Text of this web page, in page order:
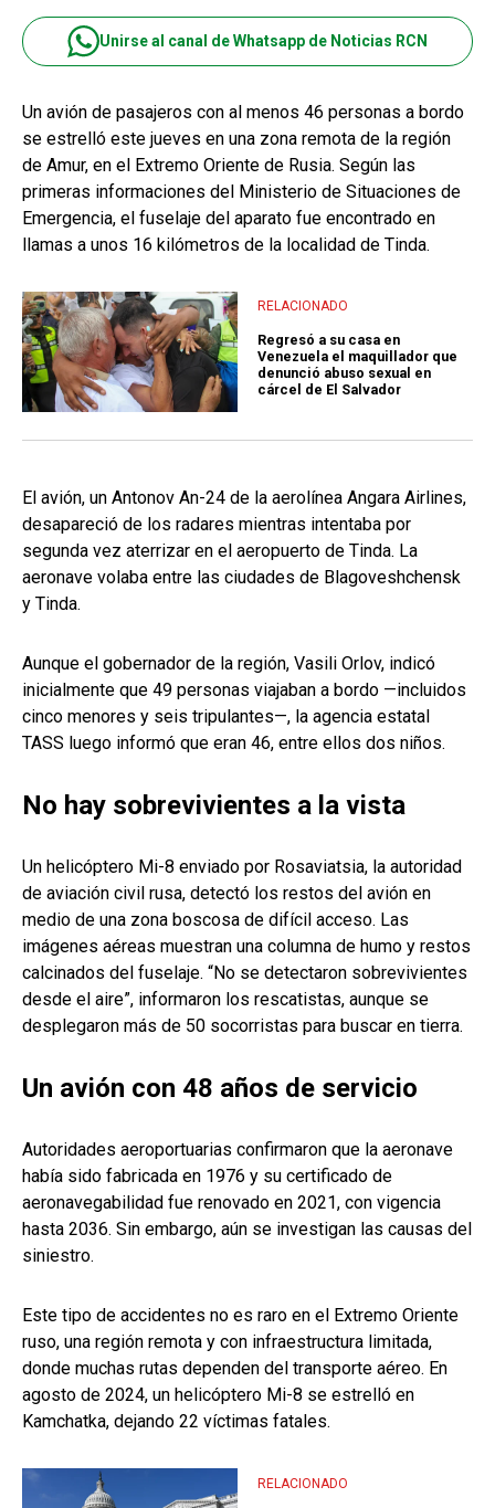
Unirse al canal de Whatsapp de Noticias RCN
Un avión de pasajeros con al menos 46 personas a bordo
se estrelló este jueves en una zona remota de la región
de Amur, en el Extremo Oriente de Rusia. Según las
primeras informaciones del Ministerio de Situaciones de
Emergencia, el fuselaje del aparato fue encontrado en
llamas a unos 16 kilómetros de la localidad de Tinda.
RELACIONADO
Regresó a su casa en
Venezuela el maquillador que
denunció abuso sexual en
cárcel de El Salvador
El avión, un Antonov An-24 de la aerolínea Angara Airlines,
desapareció de los radares mientras intentaba por
segunda vez aterrizar en el aeropuerto de Tinda. La
aeronave volaba entre las ciudades de Blagoveshchensk
y Tinda.
Aunque el gobernador de la región, Vasili Orlov, indicó
inicialmente que 49 personas viajaban a bordo —incluidos
cinco menores y seis tripulantes—, la agencia estatal
TASS luego informó que eran 46, entre ellos dos niños.
No hay sobrevivientes a la vista
Un helicóptero Mi-8 enviado por Rosaviatsia, la autoridad
de aviación civil rusa, detectó los restos del avión en
medio de una zona boscosa de difícil acceso. Las
imágenes aéreas muestran una columna de humo y restos
calcinados del fuselaje. “No se detectaron sobrevivientes
desde el aire”, informaron los rescatistas, aunque se
desplegaron más de 50 socorristas para buscar en tierra.
Un avión con 48 años de servicio
Autoridades aeroportuarias confirmaron que la aeronave
había sido fabricada en 1976 y su certificado de
aeronavegabilidad fue renovado en 2021, con vigencia
hasta 2036. Sin embargo, aún se investigan las causas del
siniestro.
Este tipo de accidentes no es raro en el Extremo Oriente
ruso, una región remota y con infraestructura limitada,
donde muchas rutas dependen del transporte aéreo. En
agosto de 2024, un helicóptero Mi-8 se estrelló en
Kamchatka, dejando 22 víctimas fatales.
RELACIONADO